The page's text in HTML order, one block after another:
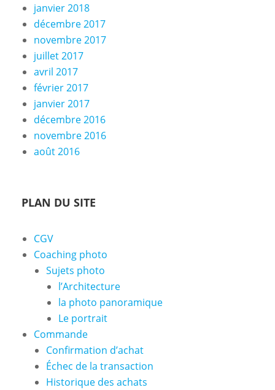
janvier 2018
décembre 2017
novembre 2017
juillet 2017
avril 2017
février 2017
janvier 2017
décembre 2016
novembre 2016
août 2016
PLAN DU SITE
CGV
Coaching photo
Sujets photo
l’Architecture
la photo panoramique
Le portrait
Commande
Confirmation d’achat
Échec de la transaction
Historique des achats